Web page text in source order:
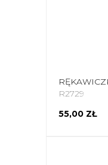
R2729
55,00 ZŁ